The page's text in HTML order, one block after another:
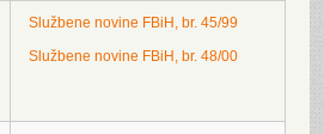
Službene novine FBiH, br. 45/99
Službene novine FBiH, br. 48/00